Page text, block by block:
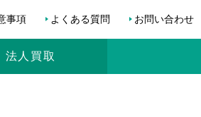
事項 よくある質問 お問い合わせ
法人買取